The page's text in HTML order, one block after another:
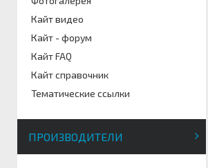
Кайт видео
Кайт - форум
Кайт FAQ
Кайт справочник
Тематические ссылки
ПРОИЗВОДИТЕЛИ